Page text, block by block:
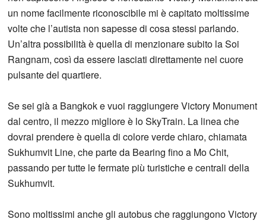
un nome facilmente riconoscibile mi è capitato moltissime
volte che l’autista non sapesse di cosa stessi parlando.
Un’altra possibilità è quella di menzionare subito la Soi
Rangnam, così da essere lasciati direttamente nel cuore
pulsante del quartiere.
Se sei già a Bangkok e vuoi raggiungere Victory Monument
dal centro, il mezzo migliore è lo SkyTrain. La linea che
dovrai prendere è quella di colore verde chiaro, chiamata
Sukhumvit Line, che parte da Bearing fino a Mo Chit,
passando per tutte le fermate più turistiche e centrali della
Sukhumvit.
Sono moltissimi anche gli autobus che raggiungono Victory